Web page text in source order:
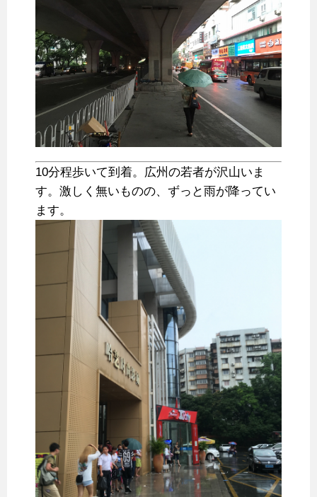
10分程歩いて到着。広州の若者が沢山いま
す。激しく無いものの、ずっと雨が降ってい
ます。